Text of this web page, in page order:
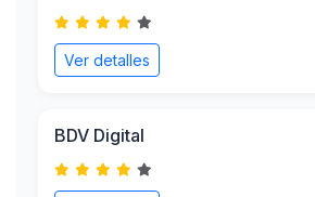
Ver detalles
BDV Digital